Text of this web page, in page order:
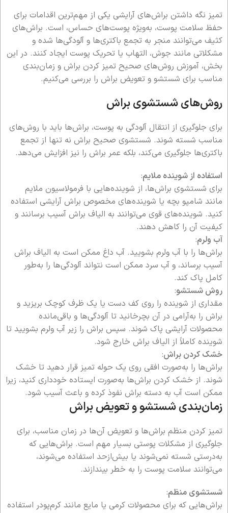
تمیز نگه داشتن براش‌های آرایشی یکی از مهم‌ترین اقدامات برای
حفظ سلامت پوست، به‌ویژه پوست‌های حساس، است. براش‌های
کثیف می‌توانند منجر به تجمع باکتری‌ها و آلودگی‌ها شده و
مشکلاتی مانند جوش، التهاب یا تحریک پوست ایجاد کنند. در این
بخش، آموزش روش‌های صحیح تمیز کردن براش و زمان‌بندی
مناسب برای شستشو و تعویض براش را بررسی می‌کنیم.
روش‌های شستشوی براش
برای جلوگیری از انتقال آلودگی به پوست، براش‌ها باید با روش‌های
مناسب شسته شوند. شستشوی صحیح براش نه تنها از تجمع
باکتری‌ها جلوگیری می‌کند، بلکه عمر براش را نیز افزایش می‌دهد.
استفاده از شوینده ملایم:
برای شستشوی براش‌ها، از شوینده‌هایی با فرمولاسیون ملایم
مانند شامپو بچه یا شوینده‌های مخصوص براش آرایشی استفاده
کنید. شوینده‌های قوی می‌توانند به الیاف براش آسیب برسانند و
کیفیت آن را کاهش دهند.
آب ولرم:
براش‌ها را با آب ولرم بشویید. آب داغ ممکن است به الیاف براش
آسیب برساند، و آب سرد ممکن است نتواند آلودگی‌ها را به‌طور
کامل پاک کند.
روش شستشو:
مقداری از شوینده را روی کف دست یا یک ظرف کوچک بریزید و
براش را به‌آرامی در آن بچرخانید تا آلودگی‌ها و باقی‌مانده
محصولات آرایشی پاک شوند. سپس براش را زیر آب ولرم بشویید تا
شوینده کاملاً از الیاف براش خارج شود.
خشک کردن براش:
براش‌ها را به‌صورت افقی روی یک حوله تمیز قرار دهید تا خشک
شوند. از خشک کردن براش‌ها به‌صورت ایستاده خودداری کنید، زیرا
ممکن است آب به دسته براش نفوذ کرده و باعث آسیب شود.
زمان‌بندی شستشو و تعویض براش
تمیز کردن منظم براش‌ها و تعویض آن‌ها در زمان مناسب، برای
جلوگیری از مشکلات پوستی بسیار مهم است. براش‌هایی که
به‌درستی شسته نمی‌شوند یا بیش‌ازحد استفاده می‌شوند،
می‌توانند سلامت پوست را به خطر بیندازند.
شستشوی منظم:
براش‌هایی که برای محصولات کرمی یا مایع مانند کرم‌پودر استفاده